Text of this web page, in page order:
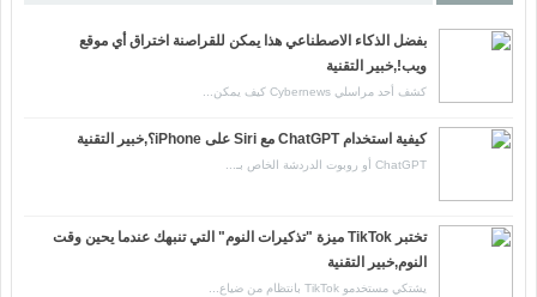
بفضل الذكاء الاصطناعي هذا يمكن للقراصنة اختراق أي موقع
ويب!,خبير التقنية
كشف أحد مراسلي Cybernews كيف يمكن...
كيفية استخدام ChatGPT مع Siri على iPhone؟,خبير التقنية
ChatGPT أو روبوت الدردشة الخاص بـ...
تختبر TikTok ميزة "تذكيرات النوم" التي تنبهك عندما يحين وقت
النوم,خبير التقنية
يشتكي مستخدمو TikTok بانتظام من ضياع...